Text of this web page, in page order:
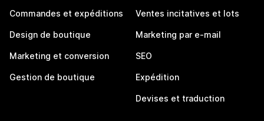
Commandes et expéditions
Design de boutique
Marketing et conversion
Gestion de boutique
Ventes incitatives et lots
Marketing par e-mail
SEO
Expédition
Devises et traduction